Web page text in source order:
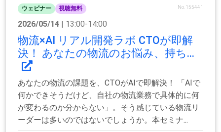
ウェビナー 視聴無料 No.155441
2026/05/14 | 13:00-14:00
物流×AI リアル開発ラボ CTOが即解
決！ あなたの物流のお悩み、持ち...
あなたの物流の課題を、CTOがAIで即解決！ 「AIで
何かできそうだけど、自社の物流業務で具体的に何
が変わるのか分からない」。そう感じている物流リ
ーダーは多いのではないでしょうか。本セミナ...